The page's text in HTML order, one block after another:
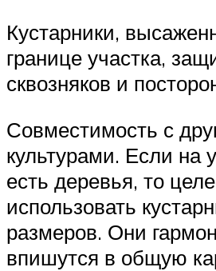
Кустарники,
границе участка,
сквозняков и
Совместимость с
культурами. Если на
есть деревья, то
использовать
размеров. Они
впишутся в общую